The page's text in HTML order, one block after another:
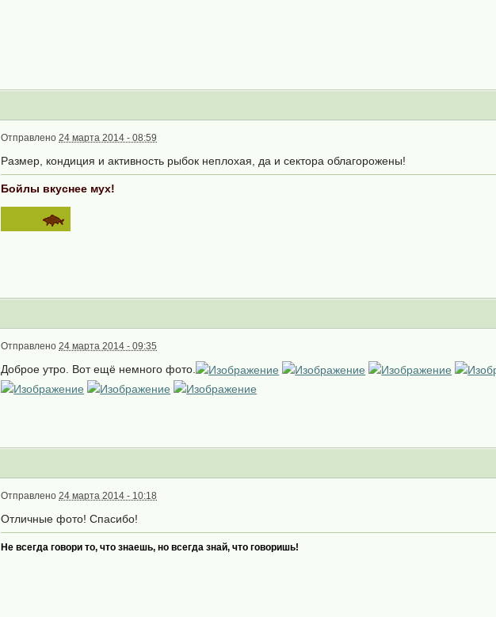
Отправлено24 марта 2014 - 08:59
Размер, кондиция и активность рыбок неплохая, да и сектора облагорожены!
Бойлы вкуснее мух!
Отправлено24 марта 2014 - 09:35
Доброе утро. Вот ещё немного фото.
Отправлено24 марта 2014 - 10:18
Отличные фото! Спасибо!
Не всегда говори то, что знаешь, но всегда знай, что говоришь!